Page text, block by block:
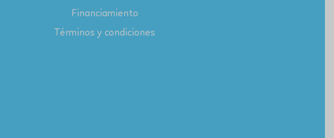
Financiamiento
Términos y condiciones